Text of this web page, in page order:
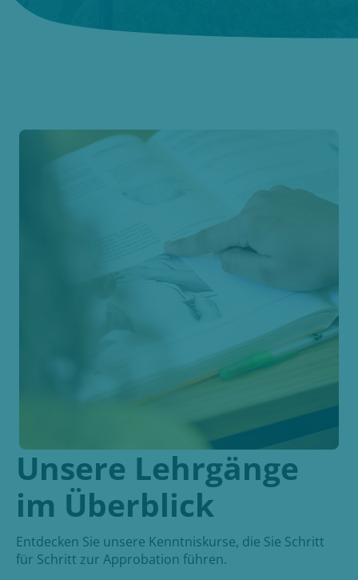
Unsere Lehrgänge
im Überblick
Entdecken Sie unsere Kenntniskurse, die Sie Schritt
für Schritt zur Approbation führen.